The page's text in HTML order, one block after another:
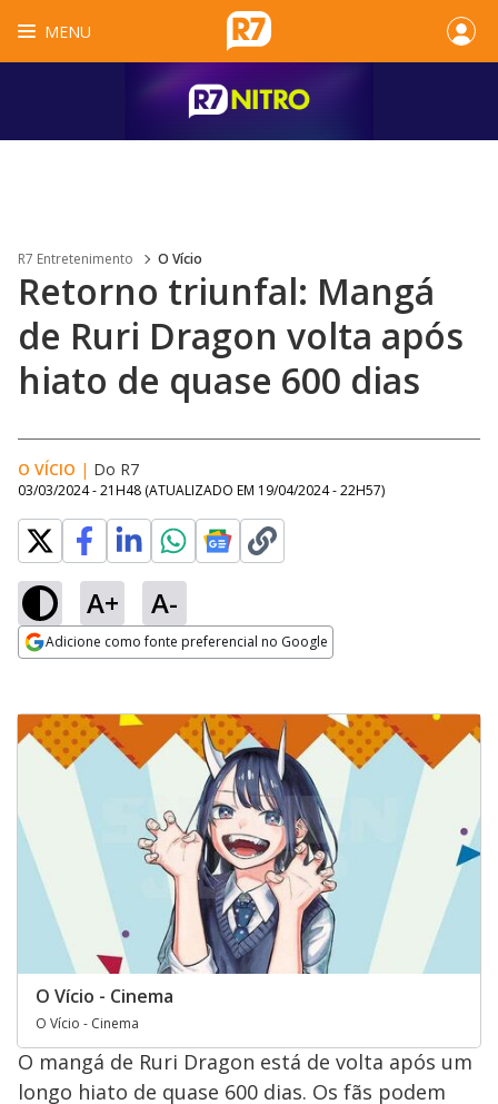
MENU
R7 Entretenimento O Vício
Retorno triunfal: Mangá
de Ruri Dragon volta após
hiato de quase 600 dias
O VÍCIO | Do R7
03/03/2024 - 21H48 (ATUALIZADO EM 19/04/2024 - 22H57)
A+ A-
Adicione como fonte preferencial no Google
O Vício - Cinema
O Vício - Cinema
O mangá de Ruri Dragon está de volta após um
longo hiato de quase 600 dias. Os fãs podem